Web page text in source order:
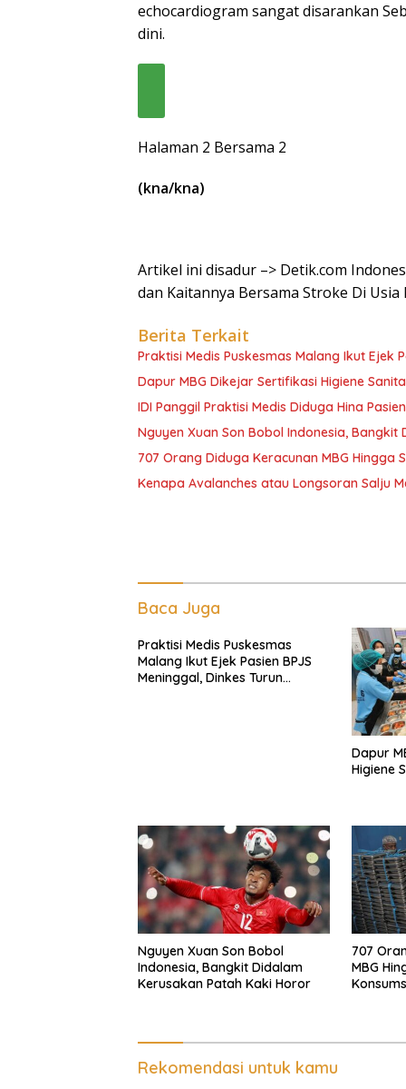
echocardiogram sangat disarankan
dini.
Halaman 2 Bersama 2
(kna/kna)
Artikel ini disadur –> Detik.com
dan Kaitannya Bersama Stroke Di Usia
Berita Terkait
Praktisi Medis Puskesmas Malang Ikut Ejek
Dapur MBG Dikejar Sertifikasi Higiene
IDI Panggil Praktisi Medis Diduga Hina
Nguyen Xuan Son Bobol Indonesia,
707 Orang Diduga Keracunan MBG Hingga
Kenapa Avalanches atau Longsoran Salju
Baca Juga
Praktisi Medis Puskesmas
Malang Ikut Ejek Pasien BPJS
Meninggal, Dinkes Turun
Dapur
Higiene
Nguyen Xuan Son Bobol
Indonesia, Bangkit Didalam
Kerusakan Patah Kaki Horor
707
MBG
Rekomendasi untuk kamu